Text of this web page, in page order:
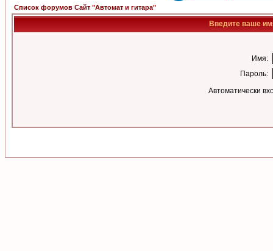
Список форумов Сайт "Автомат и гитара"
Введите ваше
Имя:
Пароль:
Автоматически